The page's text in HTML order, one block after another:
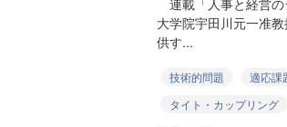
連載「人事と経営
大学院宇田川元一准
供す...
技術的問題 適応課
タイト・カップリング